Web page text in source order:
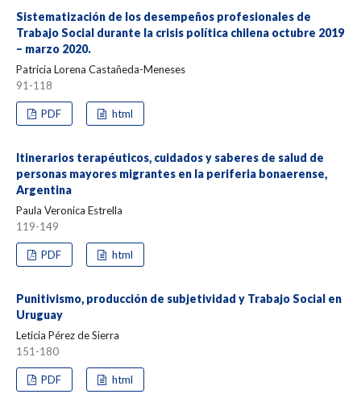
Sistematización de los desempeños profesionales de
Trabajo Social durante la crisis política chilena octubre 2019
– marzo 2020.
Patricia Lorena Castañeda-Meneses
91-118
PDF html
Itinerarios terapéuticos, cuidados y saberes de salud de
personas mayores migrantes en la periferia bonaerense,
Argentina
Paula Veronica Estrella
119-149
PDF html
Punitivismo, producción de subjetividad y Trabajo Social en
Uruguay
Leticia Pérez de Sierra
151-180
PDF html